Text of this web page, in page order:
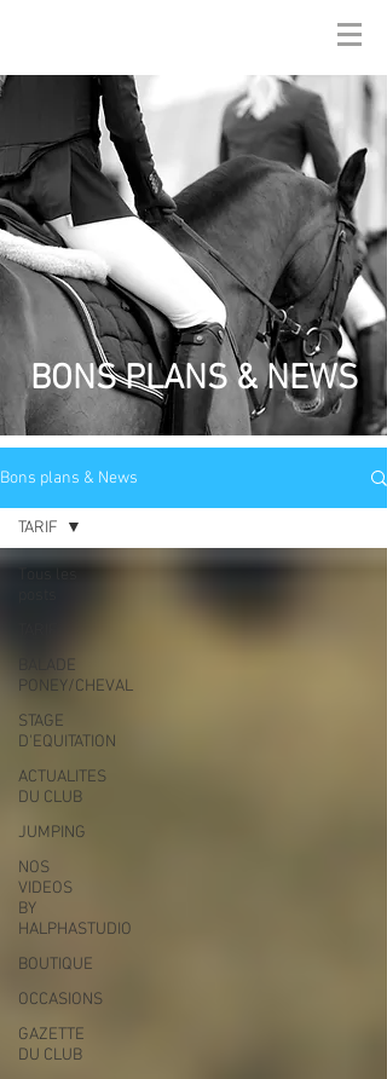
BONS PLANS & NEWS
Bons plans & News
BALADE
PONEY/CHEVAL
STAGE
D'EQUITATION
ACTUALITES
DU CLUB
JUMPING
NOS
VIDEOS
BY
HALPHASTUDIO
BOUTIQUE
OCCASIONS
GAZETTE
DU CLUB
TARIF